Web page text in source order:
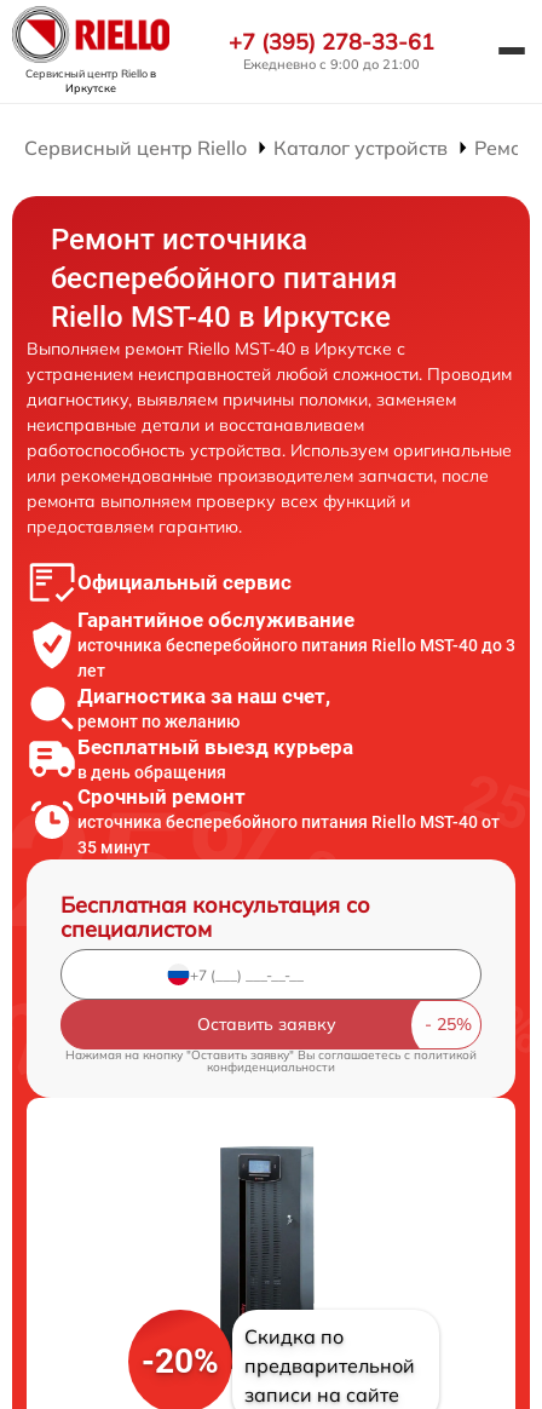
Сервисный центр Rielloв
Иркутске
+7 (395) 278-33-61
Ежедневно с 9:00 до 21:00
Сервисный центр Riello Каталог устройств
Ремонт источника
бесперебойного питания
Riello MST-40 в Иркутске
Выполняем ремонт Riello MST-40 в Иркутске с
устранением неисправностей любой сложности. Проводим
диагностику, выявляем причины поломки, заменяем
неисправные детали и восстанавливаем
работоспособность устройства. Используем оригинальные
или рекомендованные производителем запчасти, после
ремонта выполняем проверку всех функций и
предоставляем гарантию.
Официальный сервис
Гарантийное обслуживание
источника бесперебойного питания Riello MST-40 до 3
лет
Диагностика за наш счет,
ремонт по желанию
Бесплатный выезд курьера
в день обращения
Срочный ремонт
источника бесперебойного питания Riello MST-40 от
35 минут
Бесплатная консультация со
специалистом
Оставить заявку
Нажимая на кнопку "Оставить заявку" Вы соглашаетесь c политикой
конфиденциальности
-20%
Скидка по
предварительной
записи на сайте